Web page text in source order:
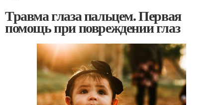
Травма глаза пальцем. Первая
помощь при повреждении глаз